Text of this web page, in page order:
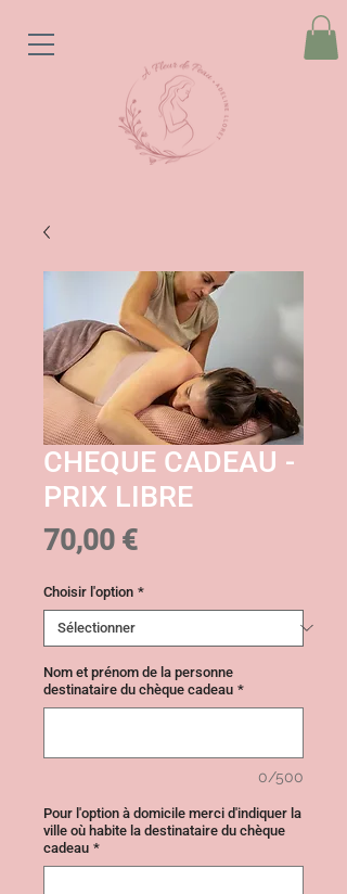
CHEQUE CADEAU -
PRIX LIBRE
70,00 €Prix
Choisir l'option *
Nom et prénom de la personne
destinataire du chèque cadeau *
0/500
Pour l'option à domicile merci d'indiquer la
ville où habite la destinataire du chèque
cadeau *